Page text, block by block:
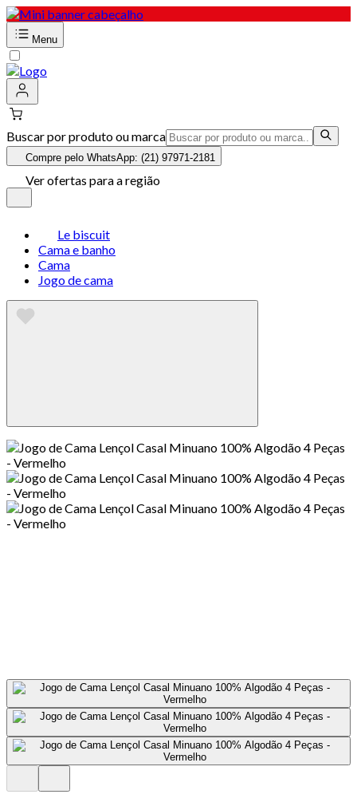
Menu
Buscar por produto ou marca
Compre pelo WhatsApp: (21) 97971-2181
Ver ofertas para a região
Le biscuit
Cama e banho
Cama
Jogo de cama